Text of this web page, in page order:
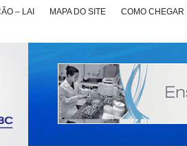
– LAI MAPA DO SITE COMO CHEGAR